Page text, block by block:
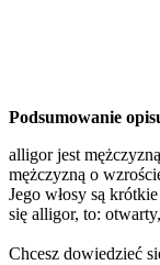
Podsumowanie
alligor jest
mężczyzną o
Jego włosy są
się alligor, to:
Chcesz dowiedzieć